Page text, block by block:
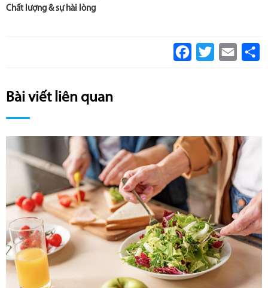
Chất lượng & sự hài lòng
Facebook
Twitter Email
Bài viết liên quan